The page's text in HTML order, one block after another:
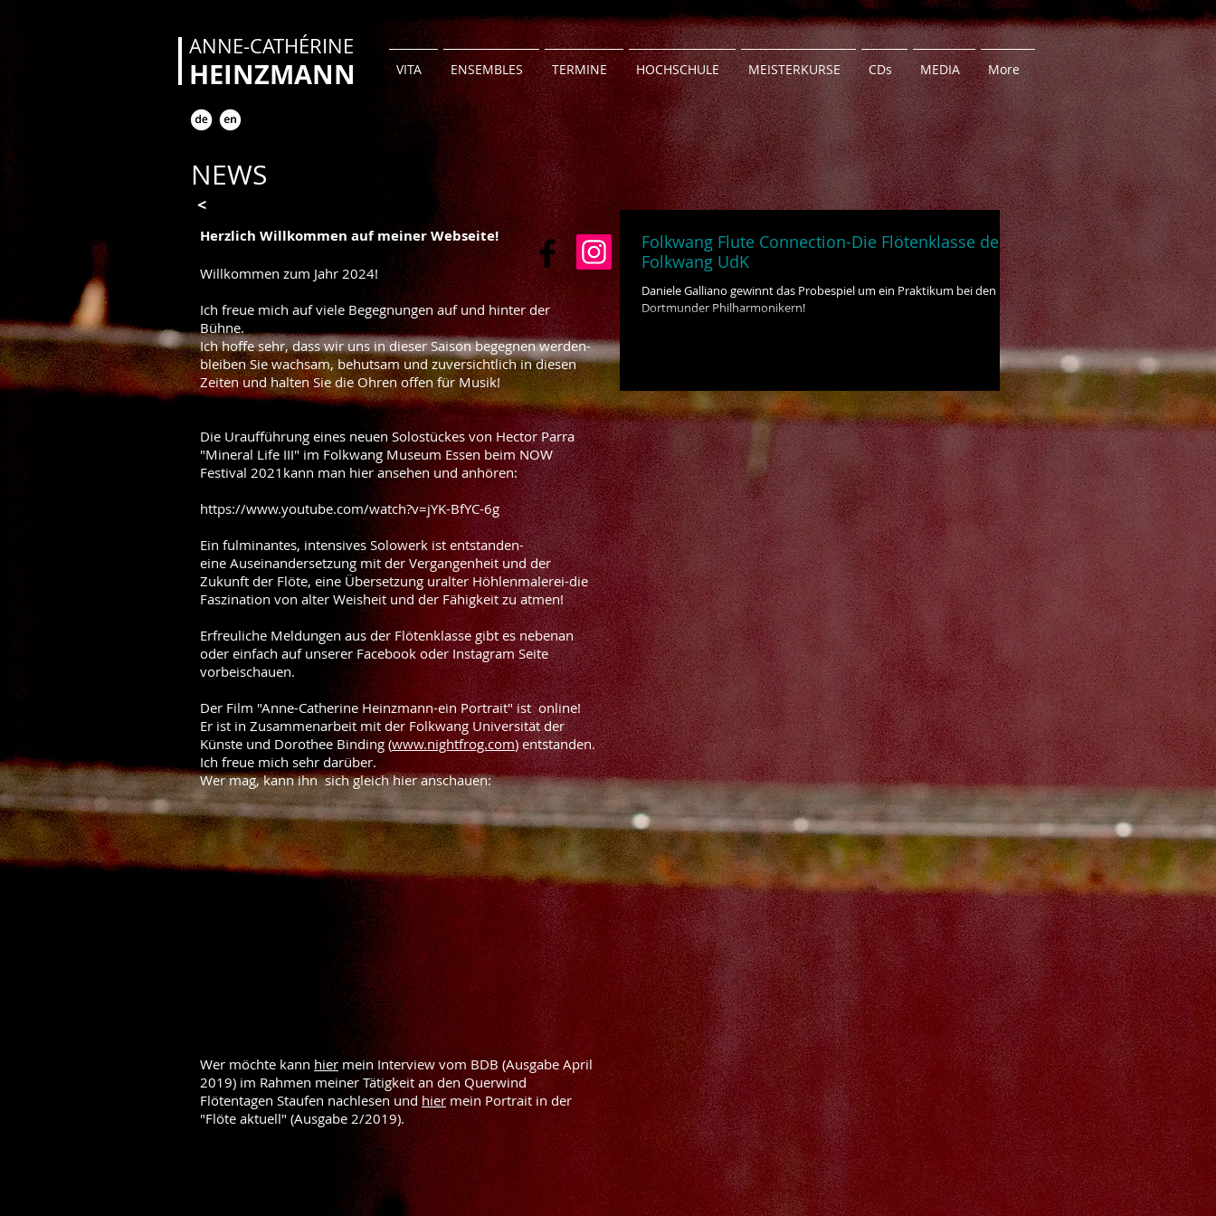
VITA ENSEMBLES TERMINE HOCHSCHULE MEISTERKURSE CDs MEDIA More
ANNE-CATHÉRINE
HEINZMANN
NEWS
<
Herzlich Willkommen auf meiner Webseite!
Willkommen zum Jahr 2024!
Ich freue mich auf viele Begegnungen auf und hinter der
Bühne.
Ich hoffe sehr, dass wir uns in dieser Saison begegnen werden-
bleiben Sie wachsam, behutsam und zuversichtlich in diesen
Zeiten und halten Sie die Ohren offen für Musik!
Die Uraufführung eines neuen Solostückes von Hector Parra
"Mineral Life III" im Folkwang Museum Essen beim NOW
Festival 2021 kann man hier ansehen und anhören:
https://www.youtube.com/watch?v=jYK-BfYC-6g
Ein fulminantes, intensives Solowerk ist entstanden-
eine Auseinandersetzung mit der Vergangenheit und der
Zukunft der Flöte, eine Übersetzung uralter Höhlenmalerei-die
Faszination von alter Weisheit und der Fähigkeit zu atmen!
Erfreuliche Meldungen aus der Flötenklasse gibt es nebenan
oder einfach auf unserer Facebook oder Instagram Seite
vorbeischauen.
Der Film "Anne-Catherine Heinzmann-ein Portrait" ist online!
Er ist in Zusammenarbeit mit der Folkwang Universität der
Künste und Dorothee Binding (www.nightfrog.com) entstanden.
Ich freue mich sehr darüber.
Wer mag, kann ihn sich gleich hier anschauen:
Wer möchte kann hier mein Interview vom BDB (Ausgabe April
2019) im Rahmen meiner Tätigkeit an den Querwind
Flötentagen Staufen nachlesen undhier mein Portrait in der
"Flöte aktuell" (Ausgabe 2/2019).
Folkwang Flute Connection-Die Flötenklasse der
Folkwang UdK
Daniele Galliano gewinnt das Probespiel um ein Praktikum bei den
Dortmunder Philharmonikern!